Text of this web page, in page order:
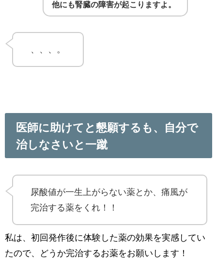
他にも腎臓の障害が起こりますよ。
、、、。
医師に助けてと懇願するも、自分で
治しなさいと一蹴
尿酸値が一生上がらない薬とか、痛風が
完治する薬をくれ！！
私は、初回発作後に体験した薬の効果を実感してい
たので、どうか完治するお薬をお願いします！